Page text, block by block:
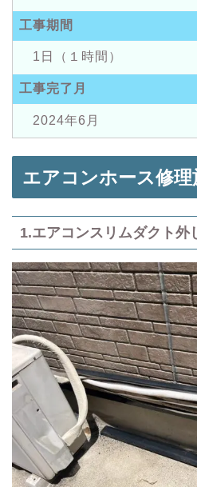
工事期間
1日（１時間）
工事完了月
2024年6月
エアコンホース修理
1.エアコンスリムダクト外